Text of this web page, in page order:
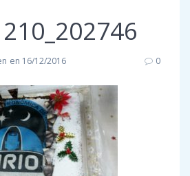
en 16/12/2016 0